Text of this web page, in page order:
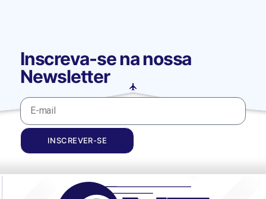
Inscreva-se na nossa
Newsletter
INSCREVER-SE